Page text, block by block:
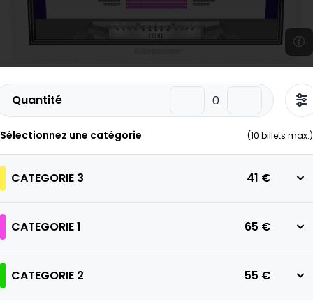
Quantité
Sélectionnez une catégorie (10 billets max.)
CATEGORIE 3 41 €
CATEGORIE 1 65 €
CATEGORIE 2 55 €